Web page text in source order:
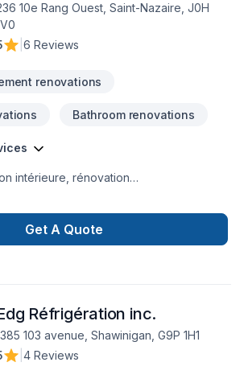
10e Rang Ouest, Saint-Nazaire, J0H
6 Reviews
renovations
Bathroom renovations
intérieure, rénovation
Get A Quote
Réfrigération inc.
103 avenue, Shawinigan, G9P 1H1
4 Reviews